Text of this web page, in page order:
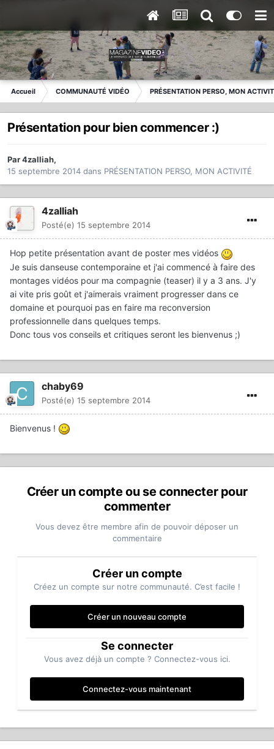
Accueil COMMUNAUTÉ VIDÉO PRÉSENTATION PERSO, MON
Présentation pour bien commencer :)
Par4zalliah,
15 septembre 2014 dans PRÉSENTATION PERSO, MON ACTIVITÉ
4zalliah
Posté(e) 15 septembre 2014
Hop petite présentation avant de poster mes vidéos
Je suis danseuse contemporaine et j'ai commencé à faire des
montages vidéos pour ma compagnie (teaser) il y a 3 ans. J'y
ai vite pris goût et j'aimerais vraiment progresser dans ce
domaine et pourquoi pas en faire ma reconversion
professionnelle dans quelques temps.
Donc tous vos conseils et critiques seront les bienvenus ;)
chaby69
Posté(e) 15 septembre 2014
Bienvenus !
Créer un compte ou se connecter pour
commenter
Vous devez être membre afin de pouvoir déposer un
commentaire
Créer un compte
Créez un compte sur notre communauté. C’est facile !
Créer un nouveau compte
Se connecter
Vous avez déjà un compte ? Connectez-vous ici.
Connectez-vous maintenant